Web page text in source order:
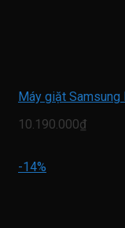
Máy giặt Samsung
10.190.000₫
-14%